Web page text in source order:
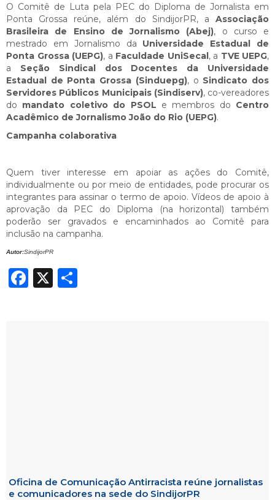
O Comitê de Luta pela PEC do Diploma de Jornalista em
Ponta Grossa reúne, além do SindijorPR, a Associação
Brasileira de Ensino de Jornalismo (Abej), o curso e
mestrado em Jornalismo da Universidade Estadual de
Ponta Grossa (UEPG), a Faculdade UniSecal, a TVE UEPG,
a Seção Sindical dos Docentes da Universidade
Estadual de Ponta Grossa (Sinduepg), o Sindicato dos
Servidores Públicos Municipais (Sindiserv), co-vereadores
do mandato coletivo do PSOL e membros do Centro
Acadêmico de Jornalismo João do Rio (UEPG).
Campanha colaborativa
Quem tiver interesse em apoiar as ações do Comitê,
individualmente ou por meio de entidades, pode procurar os
integrantes para assinar o termo de apoio. Vídeos de apoio à
aprovação da PEC do Diploma (na horizontal) também
poderão ser gravados e encaminhados ao Comitê para
inclusão na campanha.
Autor:SindijorPR
Facebook
X
Oficina de Comunicação Antirracista reúne jornalistas
e comunicadores na sede do SindijorPR